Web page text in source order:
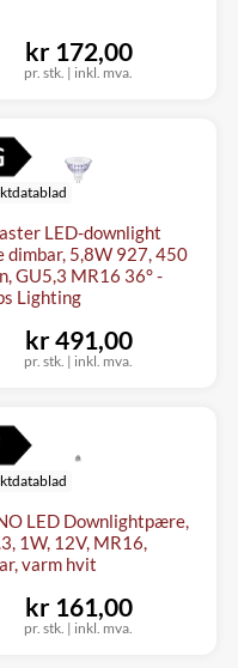
pr. stk. | inkl. mva.
kr 172,00
LED-downlight
dimbar, 5,8W 927, 450
GU5,3 MR16 36° -
Lighting
pr. stk. | inkl. mva.
kr 491,00
LED Downlightpære,
1W, 12V, MR16,
varm hvit
pr. stk. | inkl. mva.
kr 161,00